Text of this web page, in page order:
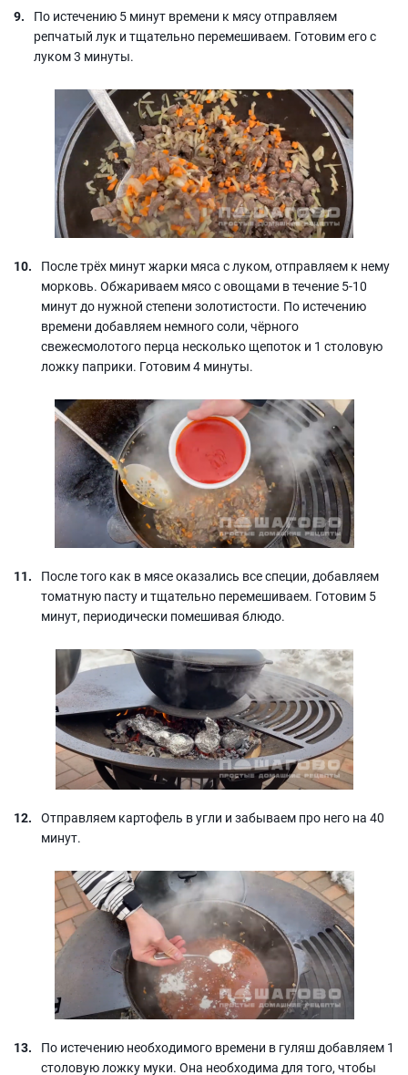
По истечению 5 минут времени к мясу отправляем
репчатый лук и тщательно перемешиваем. Готовим его с
луком 3 минуты.
После трёх минут жарки мяса с луком, отправляем к нему
морковь. Обжариваем мясо с овощами в течение 5-10
минут до нужной степени золотистости. По истечению
времени добавляем немного соли, чёрного
свежесмолотого перца несколько щепоток и 1 столовую
ложку паприки. Готовим 4 минуты.
После того как в мясе оказались все специи, добавляем
томатную пасту и тщательно перемешиваем. Готовим 5
минут, периодически помешивая блюдо.
Отправляем картофель в угли и забываем про него на 40
минут.
По истечению необходимого времени в гуляш добавляем 1
столовую ложку муки. Она необходима для того, чтобы